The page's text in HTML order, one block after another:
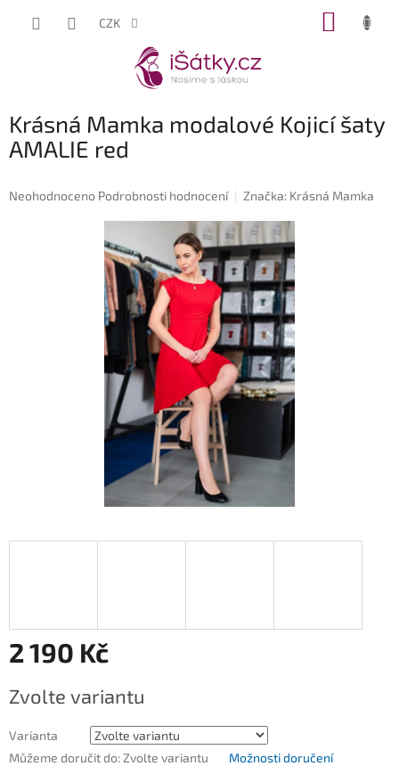
CZK
Krásná Mamka modalové Kojicí šaty
AMALIE red
Průměrné
Neohodnoceno Podrobnosti hodnocení Značka: Krásná Mamka
2 190 Kč
cena:
Zvolte variantu
Varianta
Můžeme doručit do: Zvolte variantu Možnosti doručení